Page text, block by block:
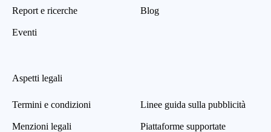
Report e ricerche
Eventi
Blog
Aspetti legali
Termini e condizioni
Menzioni legali
Linee guida sulla pubblicità
Piattaforme supportate